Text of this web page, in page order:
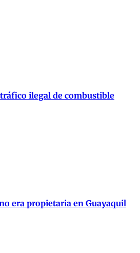
ilegal de combustible
era propietaria en Guayaquil